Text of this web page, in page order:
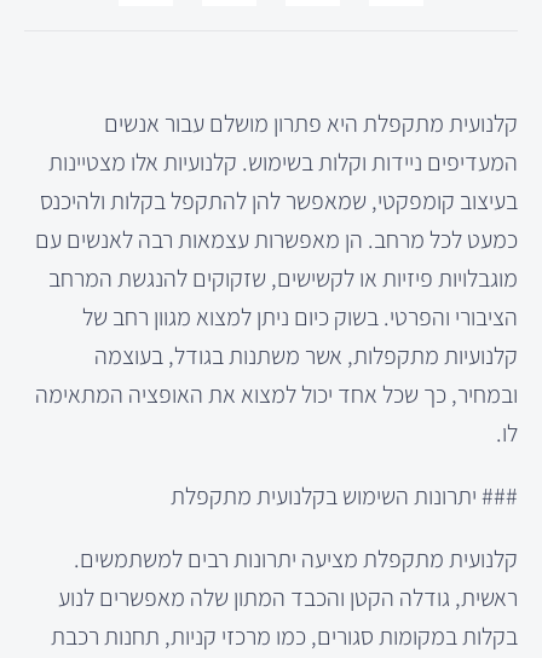
קלנועית מתקפלת היא פתרון מושלם עבור אנשים
המעדיפים ניידות וקלות בשימוש. קלנועיות אלו מצטיינות
בעיצוב קומפקטי, שמאפשר להן להתקפל בקלות ולהיכנס
כמעט לכל מרחב. הן מאפשרות עצמאות רבה לאנשים עם
מוגבלויות פיזיות או לקשישים, שזקוקים להנגשת המרחב
הציבורי והפרטי. בשוק כיום ניתן למצוא מגוון רחב של
קלנועיות מתקפלות, אשר משתנות בגודל, בעוצמה
ובמחיר, כך שכל אחד יכול למצוא את האופציה המתאימה
לו.
### יתרונות השימוש בקלנועית מתקפלת
קלנועית מתקפלת מציעה יתרונות רבים למשתמשים.
ראשית, גודלה הקטן והכבד המתון שלה מאפשרים לנוע
בקלות במקומות סגורים, כמו מרכזי קניות, תחנות רכבת